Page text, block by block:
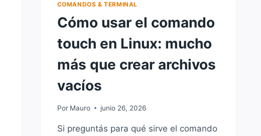
COMANDOS & TERMINAL
Cómo usar el comando
touch en Linux: mucho
más que crear archivos
vacíos
Por Mauro junio 26, 2026
Si preguntás para qué sirve el comando